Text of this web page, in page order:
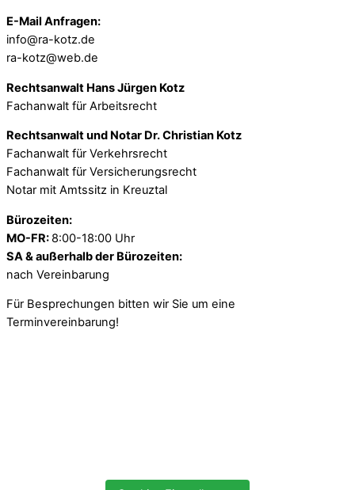
E-Mail Anfragen:
info@ra-kotz.de
ra-kotz@web.de
Rechtsanwalt Hans Jürgen Kotz
Fachanwalt für Arbeitsrecht
Rechtsanwalt und Notar Dr. Christian Kotz
Fachanwalt für Verkehrsrecht
Fachanwalt für Versicherungsrecht
Notar mit Amtssitz in Kreuztal
Bürozeiten:
MO-FR: 8:00-18:00 Uhr
SA & außerhalb der Bürozeiten:
nach Vereinbarung
Für Besprechungen bitten wir Sie um eine
Terminvereinbarung!